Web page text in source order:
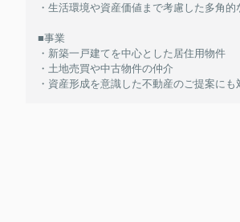
・生活環境や資産価値まで考慮した多角的
■事業
・新築一戸建てを中心とした居住用物件
・土地売買や中古物件の仲介
・資産形成を意識した不動産のご提案にも